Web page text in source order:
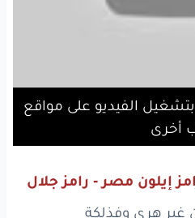
الفيديو على مواقع
أخرى
إيلون مصر - رامز جلال
غير هري وفذلكة